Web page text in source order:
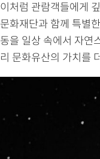
이처럼 관람객들에게
문화재단과 함께 특별
동을 일상 속에서 자연
리 문화유산의 가치를